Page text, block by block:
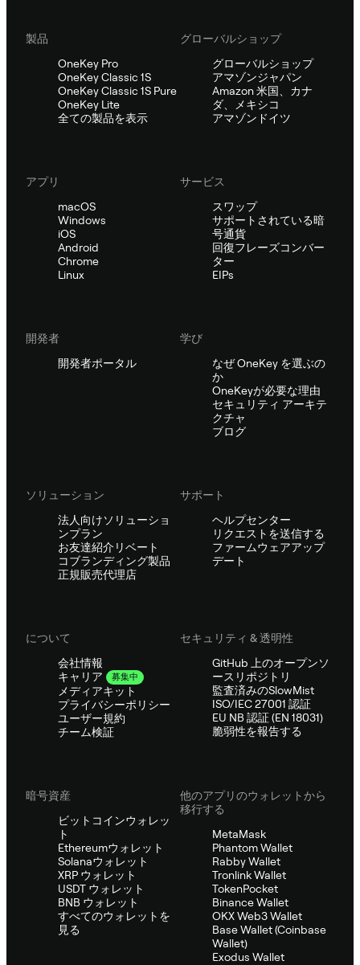
製品
OneKey Pro
OneKey Classic 1S
OneKey Classic 1S Pure
OneKey Lite
全ての製品を表示
グローバルショップ
グローバルショップ
アマゾンジャパン
Amazon 米国、カナ
ダ、メキシコ
アマゾンドイツ
アプリ
macOS
Windows
iOS
Android
Chrome
Linux
サービス
スワップ
サポートされている暗
号通貨
回復フレーズコンバー
ター
EIPs
開発者
開発者ポータル
学び
なぜ OneKey を選ぶの
か
OneKeyが必要な理由
セキュリティ アーキテ
クチャ
ブログ
ソリューション
法人向けソリューショ
ンプラン
お友達紹介リベート
コブランディング製品
正規販売代理店
サポート
ヘルプセンター
リクエストを送信する
ファームウェアアップ
デート
について
会社情報
キャリア
募集中
メディアキット
プライバシーポリシー
ユーザー規約
チーム検証
セキュリティ & 透明性
GitHub 上のオープンソ
ースリポジトリ
監査済みのSlowMist
ISO/IEC 27001 認証
EU NB 認証 (EN 18031)
脆弱性を報告する
暗号資産
ビットコインウォレッ
ト
Ethereumウォレット
Solanaウォレット
XRP ウォレット
USDT ウォレット
BNB ウォレット
すべてのウォレットを
見る
他のアプリのウォレットから
移行する
MetaMask
Phantom Wallet
Rabby Wallet
Tronlink Wallet
TokenPocket
Binance Wallet
OKX Web3 Wallet
Base Wallet (Coinbase
Wallet)
Exodus Wallet